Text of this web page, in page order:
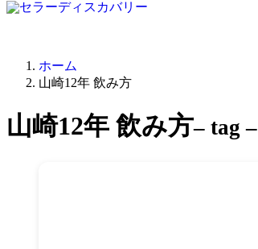
ホーム
山崎12年 飲み方
山崎12年 飲み方– tag –